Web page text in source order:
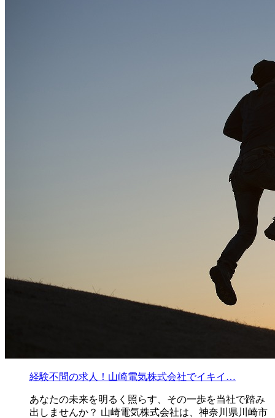
経験不問の求人！山崎電気株式会社でイキイ…
あなたの未来を明るく照らす、その一歩を当社で踏み
出しませんか？ 山崎電気株式会社は、神奈川県川崎市